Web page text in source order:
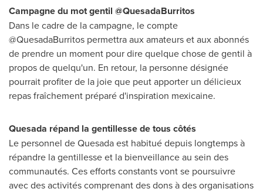
Campagne du mot gentil @QuesadaBurritos
Dans le cadre de la campagne, le compte
@QuesadaBurritos permettra aux amateurs et aux abonnés
de prendre un moment pour dire quelque chose de gentil à
propos de quelqu'un. En retour, la personne désignée
pourrait profiter de la joie que peut apporter un délicieux
repas fraîchement préparé d'inspiration mexicaine.
Quesada répand la gentillesse de tous côtés
Le personnel de Quesada est habitué depuis longtemps à
répandre la gentillesse et la bienveillance au sein des
communautés. Ces efforts constants vont se poursuivre
avec des activités comprenant des dons à des organisations